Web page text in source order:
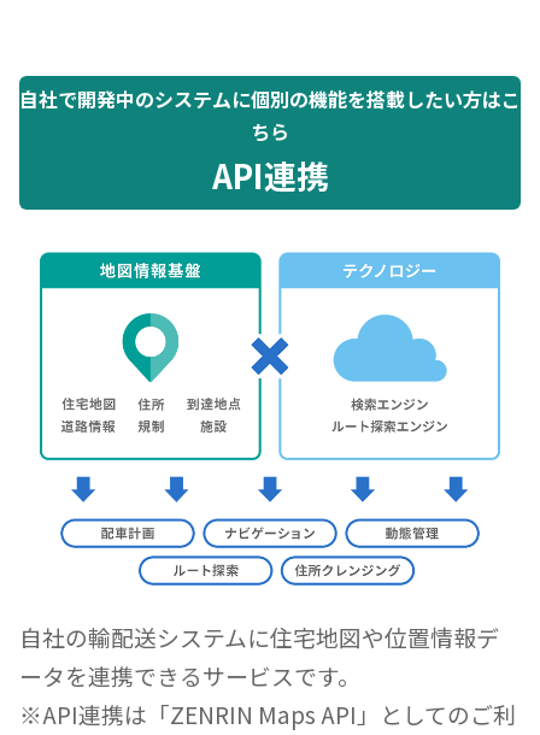
自社で開発中のシステムに個別の機能を搭載したい方はこ
ちら
API連携
自社の輸配送システムに住宅地図や位置情報デ
ータを連携できるサービスです。
※API連携は「ZENRIN Maps API」としてのご利